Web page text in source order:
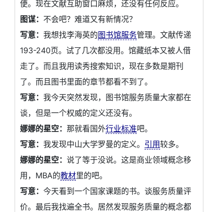
便。现在文献互助窗口麻烦，还没有任何反应。
图谋： 不会吧？难道又有新情况？
写意： 我想找李海英的图书馆服务管理。文献传递
193-240页。试了几次都没用。馆藏纸本又被人借
走了。而且我用读秀搜索知识，现在多数是期刊
了。而且图书里面的章节都看不到了。
写意： 我今天突然发现，图书馆服务质量大家都在
谈，但是一个权威的定义还没有。
娜娜的星空： 那就看国外行业标准吧。
写意： 我发现中山大学罗曼的定义。 引用较多。
娜娜的星空： 说了等于没说。这是商业领域概念移
用，MBA的教材里的吧。
写意： 今天看到一个国家课题的书。谈服务质量评
价。最后我找遍全书。居然发现服务质量的概念都